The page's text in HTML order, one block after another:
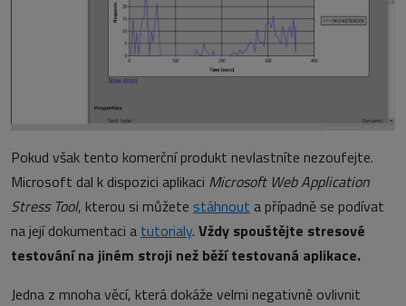
Pokud však tento komerční produkt nevlastníte nezoufejte.
Microsoft dal k dispozici aplikaci Microsoft Web Application
Stress Tool, kterou si můžete stáhnout a případně se podívat
na její dokumentaci a tutorialy. Vždy spouštějte stresové
testování na jiném stroji než běží testovaná aplikace.
Jedna z mnoha věcí, která dokáže velmi negativně ovlivnit